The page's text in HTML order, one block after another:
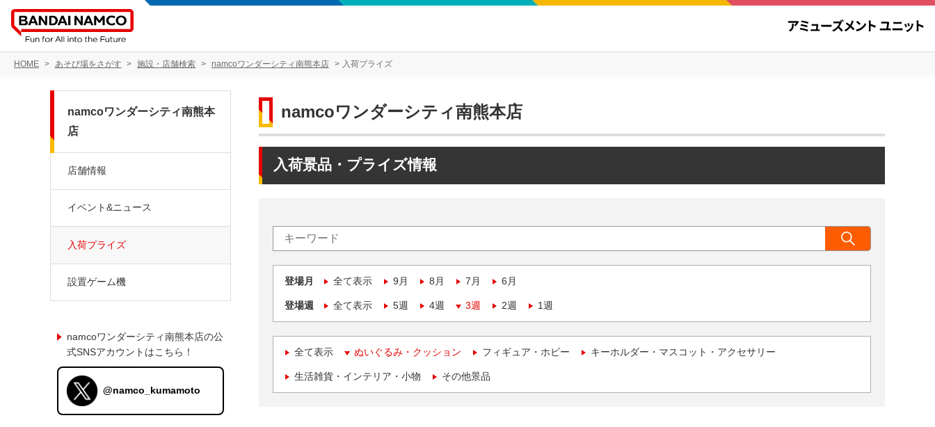
HOME あそび場をさがす 施設・店舗検索 namcoワンダーシティ南熊本店 入荷プライズ
namcoワンダーシティ南熊本店
入荷景品・プライズ情報
登場月 全て表示 9月 8月 7月 6月
登場週 全て表示 5週 4週 3週 2週 1週
全て表示 ぬいぐるみ・クッション フィギュア・ホビー キーホルダー・マスコット・アクセサリー
生活雑貨・インテリア・小物 その他景品
namcoワンダーシティ南熊本
店
店舗情報
イベント&ニュース
入荷プライズ
設置ゲーム機
namcoワンダーシティ南熊本店の公
式SNSアカウントはこちら！
@namco_kumamoto